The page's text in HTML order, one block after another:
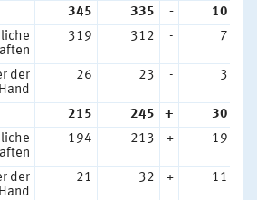
345 335 - 10
319 312 - 7
der
26 23 - 3
215 245 + 30
194 213 + 19
der
21 32 + 11